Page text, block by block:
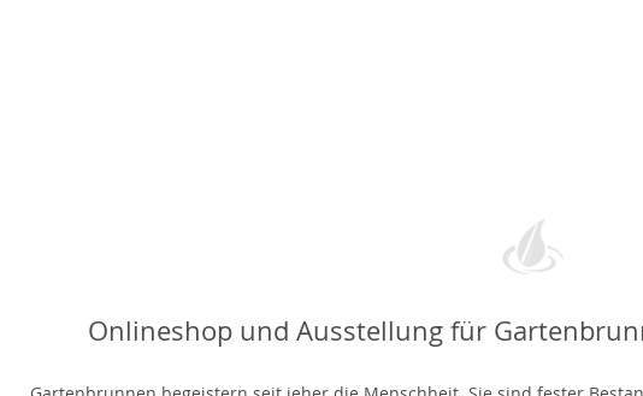
Onlineshop und Ausstellung für